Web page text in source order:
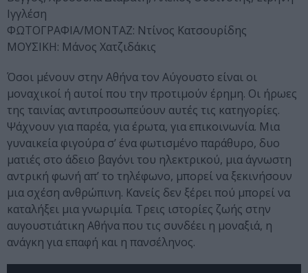
Ιγγλέση
ΦΩΤΟΓΡΑΦΙΑ/ΜΟΝΤΑΖ: Ντίνος Κατσουρίδης
ΜΟΥΣΙΚΗ: Μάνος Χατζιδάκις
Όσοι μένουν στην Αθήνα τον Αύγουστο είναι οι
μοναχικοί ή αυτοί που την προτιμούν έρημη. Οι ήρωες
της ταινίας αντιπροσωπεύουν αυτές τις κατηγορίες.
Ψάχνουν για παρέα, για έρωτα, για επικοινωνία. Μια
γυναικεία φιγούρα σ’ ένα φωτισμένο παράθυρο, δυο
ματιές στο άδειο βαγόνι του ηλεκτρικού, μια άγνωστη
αντρική φωνή απ’ το τηλέφωνο, μπορεί να ξεκινήσουν
μια σχέση ανθρώπινη. Κανείς δεν ξέρει πού μπορεί να
καταλήξει μια γνωριμία. Τρεις ιστορίες ζωής στην
αυγουστιάτικη Αθήνα που τις συνδέει η μοναξιά, η
ανάγκη για επαφή και η πανσέληνος.